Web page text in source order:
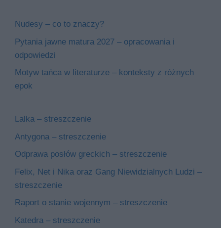
Nudesy – co to znaczy?
Pytania jawne matura 2027 – opracowania i
odpowiedzi
Motyw tańca w literaturze – konteksty z różnych
epok
Lalka – streszczenie
Antygona – streszczenie
Odprawa posłów greckich – streszczenie
Felix, Net i Nika oraz Gang Niewidzialnych Ludzi –
streszczenie
Raport o stanie wojennym – streszczenie
Katedra – streszczenie